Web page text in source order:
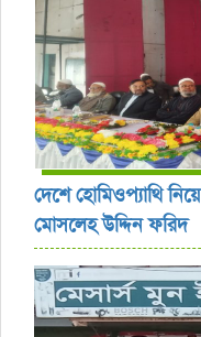
দেশে হোমিওপ্যাথি
মোসলেহ উদ্দিন ফরিদ